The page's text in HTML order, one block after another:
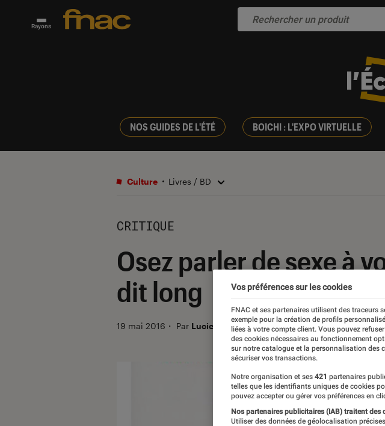
Rayons
NOS GUIDES DE L'ÉTÉ BOICHI : L'EXPO VIRTUELLE
Culture Livres / BD
CRITIQUE
Osez parler de sexe à
dit long
19 mai 2016 ・ Par Lucie_F
Vos préférences sur les cookies
FNAC et ses partenaires utilisent des traceurs
exemple pour la création de profils
liées à votre compte client. Vous pouvez
des cookies nécessaires au fonctionnement
sur notre catalogue et la personnalisation des
sécuriser vos transactions.
Notre organisation et ses 421 partenaires
telles que les identifiants uniques de cookies
pouvez accepter ou gérer vos préférences en
Nos partenaires publicitaires (IAB) traitent des
Utiliser des données de géolocalisation